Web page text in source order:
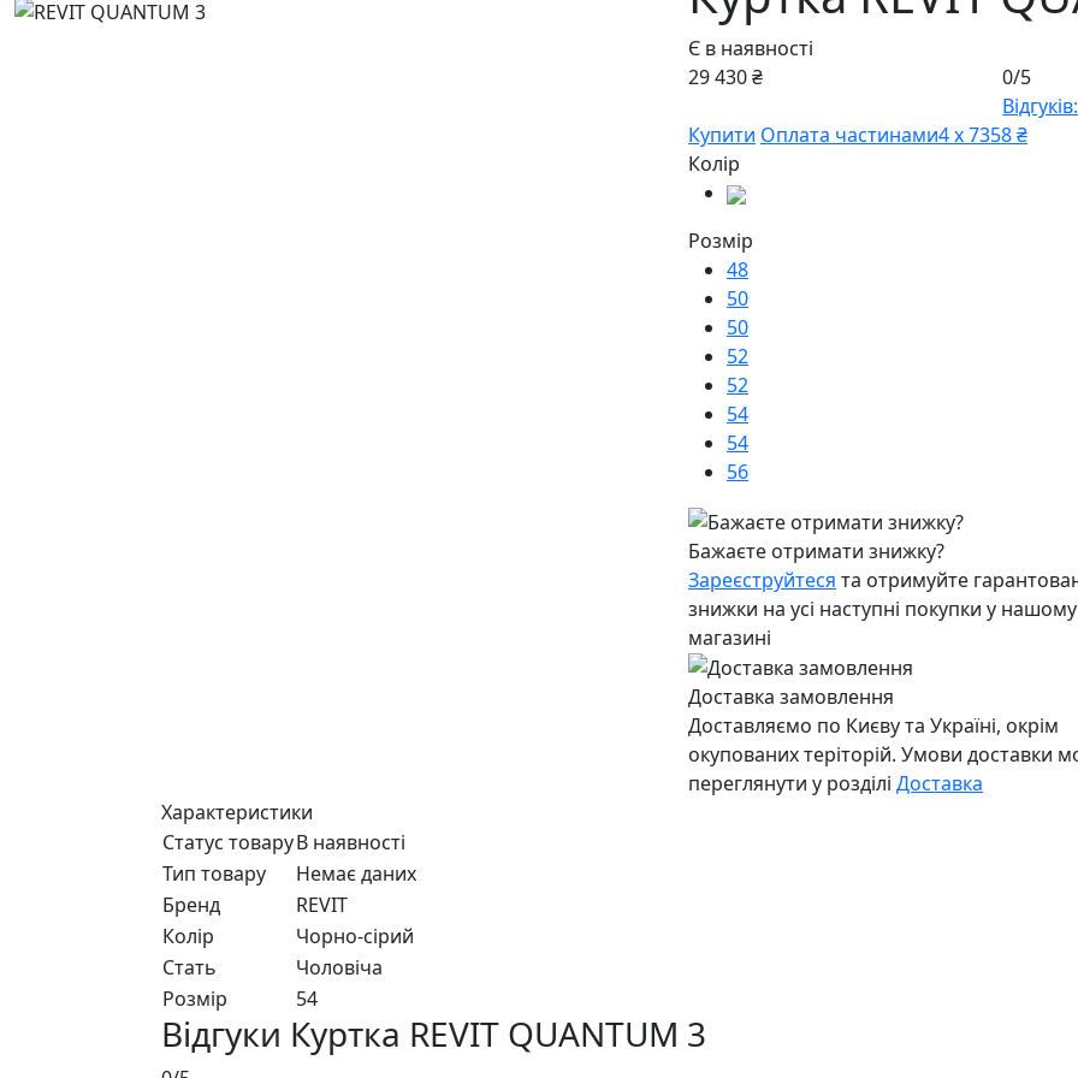
Є в наявності
29 430 ₴
0/5
Купити Оплата частинами4 х 7358 ₴
Колір
Розмір
48
50
50
52
52
54
54
56
Бажаєте отримати знижку?
Зареєструйтеся та отримуйте
знижки на усі наступні покупки у нашому
магазині
Доставка замовлення
Доставляємо по Києву та Україні, окрім
окупованих теріторій. Умови доставки
переглянути у розділі Доставка
Характеристики
Статус товаруВ наявності
Тип товару
Немає даних
Бренд
REVIT
Колір
Чорно-сiрий
Стать
Чоловiча
Розмір
54
Відгуки Куртка REVIT QUANTUM 3